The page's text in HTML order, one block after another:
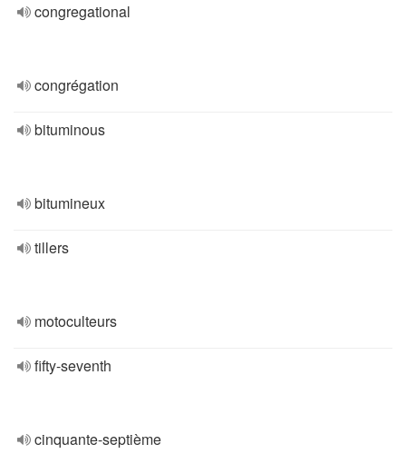
congregational
congrégation
bituminous
bitumineux
tillers
motoculteurs
fifty-seventh
cinquante-septième